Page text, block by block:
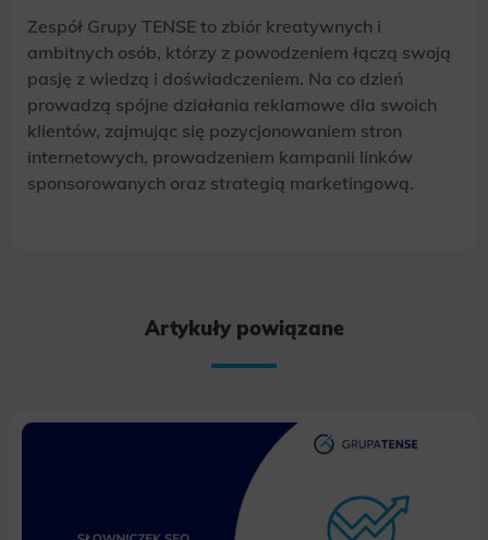
Zespół Grupy TENSE to zbiór kreatywnych i
ambitnych osób, którzy z powodzeniem łączą swoją
pasję z wiedzą i doświadczeniem. Na co dzień
prowadzą spójne działania reklamowe dla swoich
klientów, zajmując się pozycjonowaniem stron
internetowych, prowadzeniem kampanii linków
sponsorowanych oraz strategią marketingową.
Artykuły powiązane